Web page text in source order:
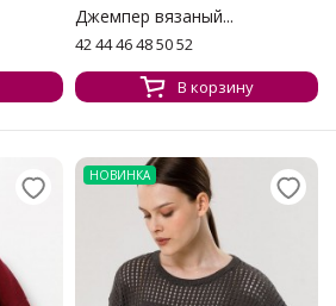
Джемпер вязаный...
42 44 46 48 50 52
В корзину
НОВИНКА